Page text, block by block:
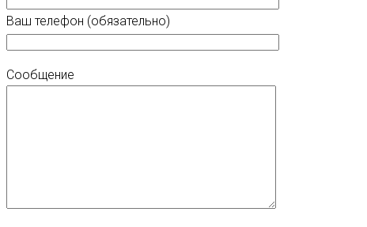
Ваш телефон (обязательно)
Сообщение